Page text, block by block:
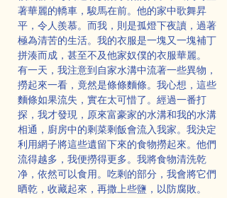
著華麗的轎車，駿馬在前。他的家中歌舞昇
平，令人羨慕。而我，則是孤燈下夜讀，過著
極為清苦的生活。我的衣服是一塊又一塊補丁
拼湊而成，甚至不及他家奴僕的衣服華麗。
有一天，我注意到自家水溝中流著一些異物，
撈起來一看，竟然是條條麵條。我心想，這些
麵條如果流失，實在太可惜了。經過一番打
探，我才發現，原來富豪家的水溝和我的水溝
相通，廚房中的剩菜剩飯會流入我家。我決定
利用網子將這些遺留下來的食物撈起來。他們
流得越多，我便撈得更多。我將食物清洗乾
净，依然可以食用。吃剩的部分，我會將它們
晒乾，收藏起來，再撒上些鹽，以防腐敗。